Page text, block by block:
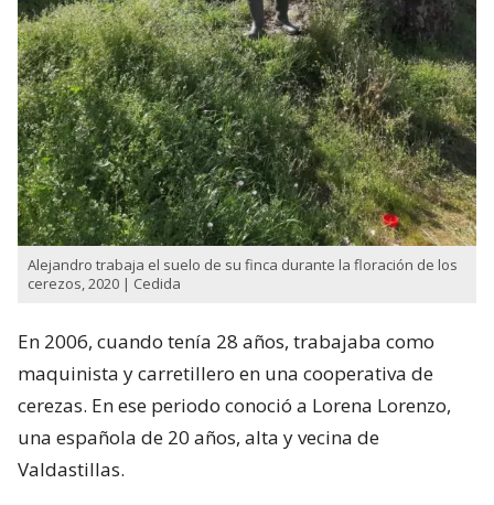
Alejandro trabaja el suelo de su finca durante la floración de los
cerezos, 2020 | Cedida
En 2006, cuando tenía 28 años, trabajaba como
maquinista y carretillero en una cooperativa de
cerezas. En ese periodo conoció a Lorena Lorenzo,
una española de 20 años, alta y vecina de
Valdastillas.